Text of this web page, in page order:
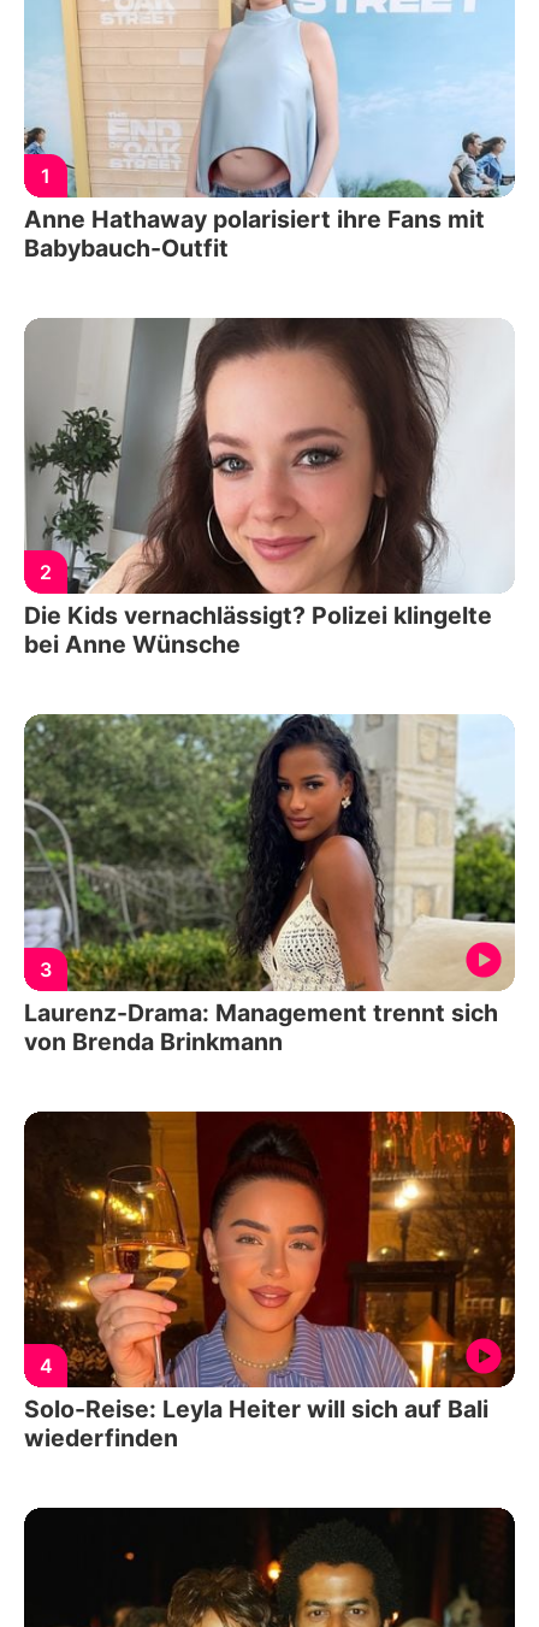
1
Anne Hathaway polarisiert ihre Fans mit
Babybauch-Outfit
2
Die Kids vernachlässigt? Polizei klingelte
bei Anne Wünsche
3
Laurenz-Drama: Management trennt sich
von Brenda Brinkmann
4
Solo-Reise: Leyla Heiter will sich auf Bali
wiederfinden